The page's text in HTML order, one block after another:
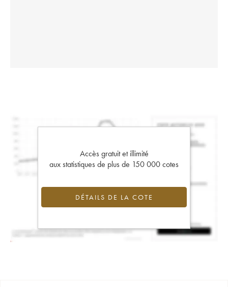
Accès gratuit et illimité
aux statistiques de plus de 150 000 cotes
DÉTAILS DE LA COTE